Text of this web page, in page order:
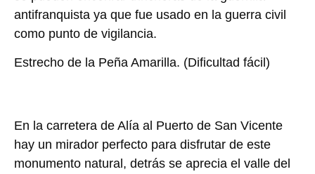
antifranquista ya que fue usado en la guerra civil
como punto de vigilancia.
Estrecho de la Peña Amarilla. (Dificultad fácil)
En la carretera de Alía al Puerto de San Vicente
hay un mirador perfecto para disfrutar de este
monumento natural, detrás se aprecia el valle del